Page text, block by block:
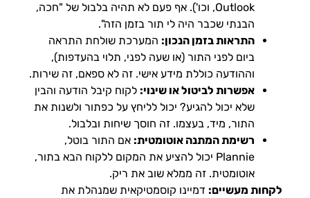
Outlook, וכו'). אף פעם לא תהיה בלבול של "חכה,
הבנתי שכבר היה לי תור בזמן הזה".
התראות בזמן הנכון: המערכת שולחת התראה
ביום לפני התור (או שעה לפני, תלוי בהעדפות),
וההודעה כוללת מידע אישי. זה לא ספאם, זה שירות.
אפשרות לביטול או שינוי: לקוח קיבל הודעה והבין
שלא יכול להגיע? יכול לליחץ על כפתור ולשנות את
התור, מיד, בעצמו. זה חוסך שיחות ובלבול.
רשימת המתנה אוטומטית: אם התור בוטל,
Plannie יכול להציע את המקום ללקוח הבא בתור,
אוטומטית. זה ממלא שוב את ריק.
לקחות מעשיים: דמיינו קוסמטיקאית שמנהלת את